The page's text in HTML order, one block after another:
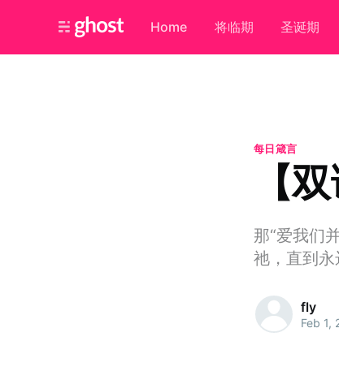
Home 将临期 圣诞期
每日箴言
【
那“爱我们
祂，直到永
fly
Feb 1,